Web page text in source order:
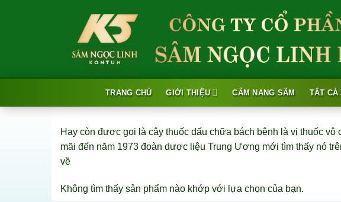
TRANG CHỦ GIỚI THIỆU CẨM NANG SÂM TẤT CẢ
Hay còn được gọi là cây thuốc dấu chữa bách bệnh là vị thuốc
mãi đến năm 1973 đoàn dược liệu Trung Ương mới tìm thấy nó
về
Không tìm thấy sản phẩm nào khớp với lựa chọn của bạn.